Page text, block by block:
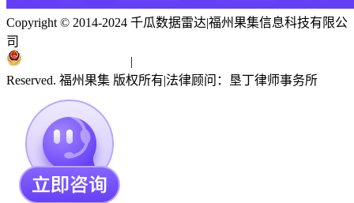
Copyright © 2014-2024 千瓜数据雷达|福州果集信息科技有限公
司
|
Reserved. 福州果集 版权所有|法律顾问：垦丁律师事务所